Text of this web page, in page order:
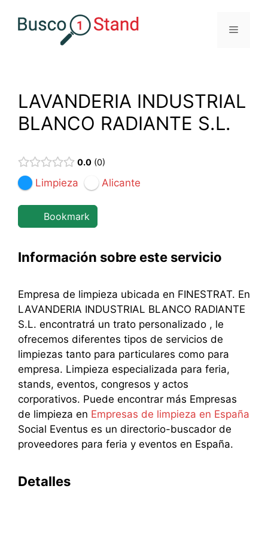
Menú
LAVANDERIA INDUSTRIAL
BLANCO RADIANTE S.L.
0.0 0
Limpieza Alicante
Bookmark
Información sobre este servicio
Empresa de limpieza ubicada en FINESTRAT. En
LAVANDERIA INDUSTRIAL BLANCO RADIANTE
S.L. encontratrá un trato personalizado , le
ofrecemos diferentes tipos de servicios de
limpiezas tanto para particulares como para
empresa. Limpieza especializada para feria,
stands, eventos, congresos y actos
corporativos. Puede encontrar más Empresas
de limpieza en Empresas de limpieza en España
Social Eventus es un directorio-buscador de
proveedores para feria y eventos en España.
Detalles